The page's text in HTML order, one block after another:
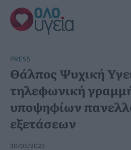
Μετάβαση
στο
περιεχόμενο
PRESS
Θάλπος Ψυχική
τηλεφωνική
υποψηφίων
εξετάσεων
30/05/2025